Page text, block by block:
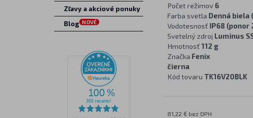
Počet režimov 6
Farba svetla Denná biela
Vodotesnosť IP68 (ponor
Svetelný zdroj Luminus
Hmotnosť 112 g
Značka Fenix
čierna
Kód tovaru TK16V20BLK
81,22 € bez DPH
Zľavy a akciové ponuky
Blog NOVÉ